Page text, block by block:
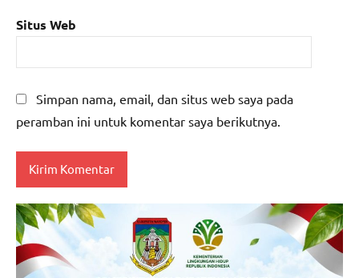
Situs Web
Simpan nama, email, dan situs web saya pada
peramban ini untuk komentar saya berikutnya.